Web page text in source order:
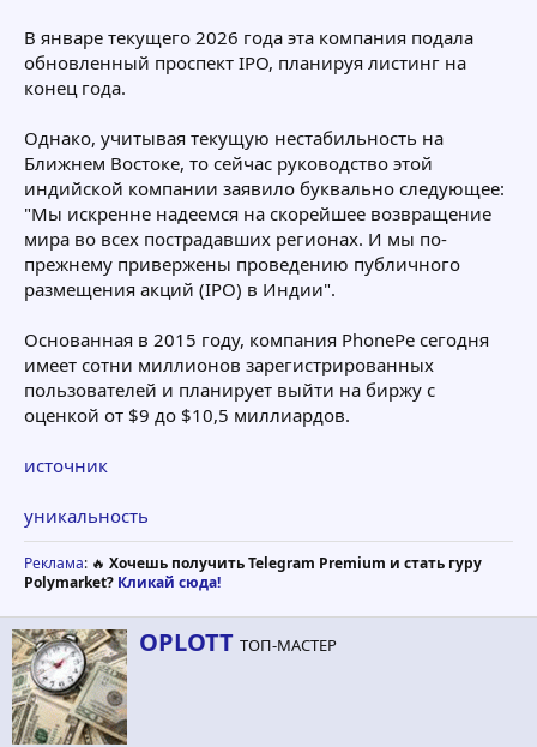
В январе текущего 2026 года эта компания подала
обновленный проспект IPO, планируя листинг на
конец года.
Однако, учитывая текущую нестабильность на
Ближнем Востоке, то сейчас руководство этой
индийской компании заявило буквально следующее:
"Мы искренне надеемся на скорейшее возвращение
мира во всех пострадавших регионах. И мы по-
прежнему привержены проведению публичного
размещения акций (IPO) в Индии".
Основанная в 2015 году, компания PhonePe сегодня
имеет сотни миллионов зарегистрированных
пользователей и планирует выйти на биржу с
оценкой от $9 до $10,5 миллиардов.
источник
уникальность
Реклама: 🔥 Хочешь получить Telegram Premium и стать гуру
Polymarket? Кликай сюда!
А
в
OPLOTT ТОП-МАСТЕР